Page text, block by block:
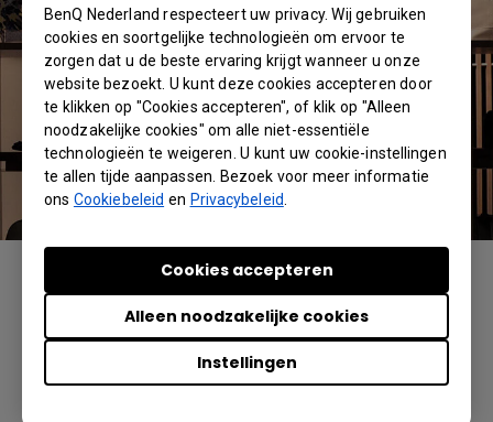
BenQ Nederland respecteert uw privacy. Wij gebruiken
cookies en soortgelijke technologieën om ervoor te
zorgen dat u de beste ervaring krijgt wanneer u onze
website bezoekt. U kunt deze cookies accepteren door
te klikken op "Cookies accepteren", of klik op "Alleen
noodzakelijke cookies" om alle niet-essentiële
technologieën te weigeren. U kunt uw cookie-instellingen
te allen tijde aanpassen. Bezoek voor meer informatie
ons Cookiebeleid en Privacybeleid
Instellingen
Alleen noodzakelijke cookies
Cookies accepteren
Digital Signage
Verbeter uw vergaderingen en klantbelevingen
met een van onze digitale displays en
garandeer uitstekende beeldkwaliteit op elk